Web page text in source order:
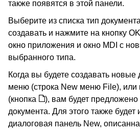
также появятся в этой панели.
Выберите из списка тип
создавать и нажмите на кнопку
окно приложения и окно MDI с
выбранного типа.
Когда вы будете создавать новые
меню (строка New меню File), или
(кнопка
), вам будет
документа. Для этого также будет
диалоговая панель New,